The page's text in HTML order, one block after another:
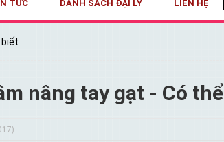
TỨC DANH SÁCH ĐẠI LÝ LIÊN HỆ
biết
nâng tay gạt - Có